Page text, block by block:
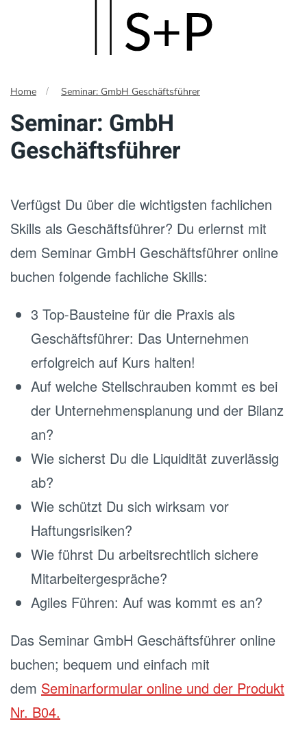
main
content
Home Seminar: GmbH Geschäftsführer
Seminar: GmbH
Geschäftsführer
Verfügst Du über die wichtigsten fachlichen
Skills als Geschäftsführer? Du erlernst mit
dem Seminar GmbH Geschäftsführer online
buchen folgende fachliche Skills:
3 Top-Bausteine für die Praxis als
Geschäftsführer: Das Unternehmen
erfolgreich auf Kurs halten!
Auf welche Stellschrauben kommt es bei
der Unternehmensplanung und der Bilanz
an?
Wie sicherst Du die Liquidität zuverlässig
ab?
Wie schützt Du sich wirksam vor
Haftungsrisiken?
Wie führst Du arbeitsrechtlich sichere
Mitarbeitergespräche?
Agiles Führen: Auf was kommt es an?
Das Seminar GmbH Geschäftsführer online
buchen; bequem und einfach mit
dem Seminarformular online und der Produkt
Nr. B04.